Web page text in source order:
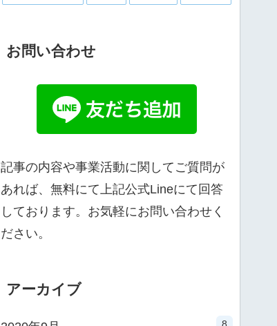
お問い合わせ
記事の内容や事業活動に関してご質問が
あれば、無料にて上記公式Lineにて回答
しております。お気軽にお問い合わせく
ださい。
アーカイブ